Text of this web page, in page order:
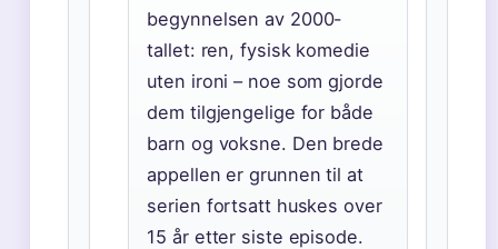
begynnelsen av 2000-
tallet: ren, fysisk komedie
uten ironi – noe som gjorde
dem tilgjengelige for både
barn og voksne. Den brede
appellen er grunnen til at
serien fortsatt huskes over
15 år etter siste episode.